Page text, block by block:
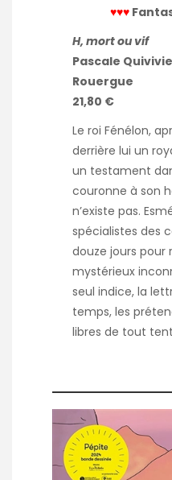
♥♥♥
H, mort ou vif
Pascale
Rouergue
21,80 €
Le roi Fénélon,
derrière lui un
un testament
couronne à son
n’existe pas.
spécialistes des
douze jours pour
mystérieux
seul indice, la
temps, les
libres de tout